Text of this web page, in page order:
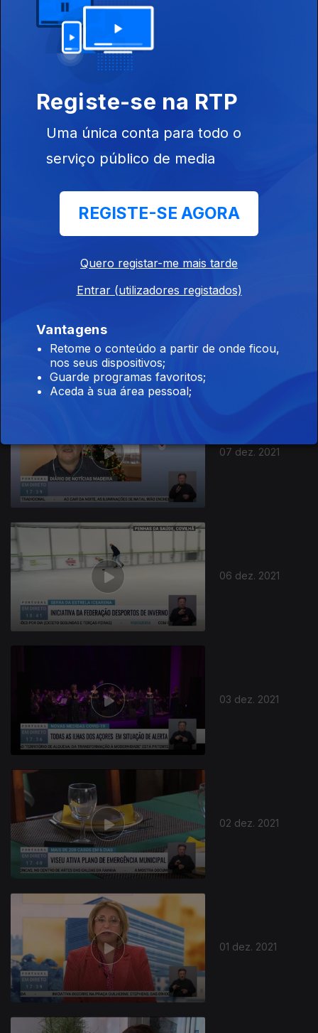
09 dez. 2021
07 dez. 2021
06 dez. 2021
03 dez. 2021
02 dez. 2021
01 dez. 2021
582606
Registe-se na RTP
Uma única conta para todo o
serviço público de media
REGISTE-SE AGORA
Quero registar-me mais tarde
Entrar (utilizadores registados)
Vantagens
Retome o conteúdo a partir de onde ficou,
nos seus dispositivos;
Guarde programas favoritos;
Aceda à sua área pessoal;